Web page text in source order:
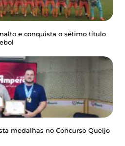
e conquista o sétimo título
medalhas no Concurso Queijo